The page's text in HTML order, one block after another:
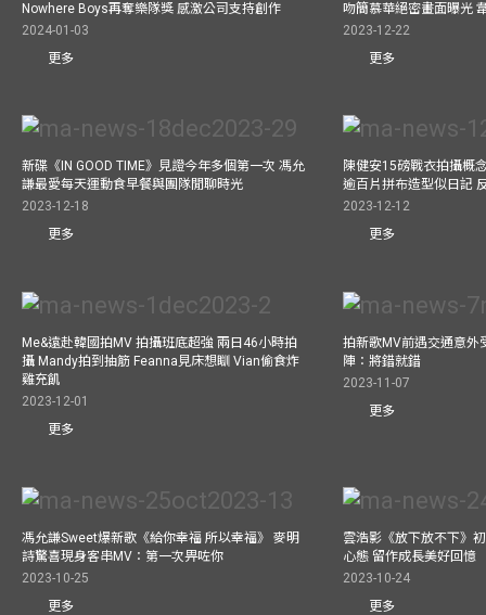
Nowhere Boys再奪樂隊獎 感激公司支持創作
2024-01-03
更多
吻簡慕華絕密畫面曝光
2023-12-22
更多
新碟《IN GOOD TIME》見證今年多個第一次 馮允
謙最愛每天運動食早餐與團隊閒聊時光
2023-12-18
更多
陳健安15磅戰衣拍攝概
逾百片拼布造型似日記
2023-12-12
更多
Me&遠赴韓國拍MV 拍攝班底超強 兩日46小時拍
攝 Mandy拍到抽筋 Feanna見床想瞓 Vian偷食炸
雞充飢
2023-12-01
更多
拍新歌MV前遇交通意外
陣：將錯就錯
2023-11-07
更多
馮允謙Sweet爆新歌《給你幸福 所以幸福》 麥明
詩驚喜現身客串MV：第一次畀咗你
2023-10-25
更多
雲浩影《放下放不下》
心態 留作成長美好回憶
2023-10-24
更多